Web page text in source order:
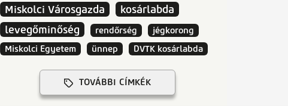
Miskolci Városgazda
kosárlabda
levegőminőség
rendőrség
jégkorong
Miskolci Egyetem
ünnep DVTK kosárlabda
TOVÁBBI CÍMKÉK